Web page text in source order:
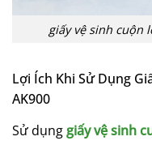
giấy vệ sinh cuộn
Lợi Ích Khi Sử Dụng
AK900
Sử dụnggiấy vệ sinh